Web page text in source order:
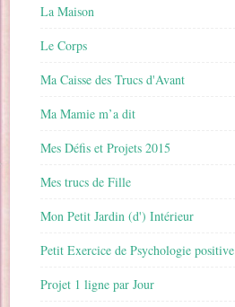
La Maison
Le Corps
Ma Caisse des Trucs d'Avant
Ma Mamie m’a dit
Mes Défis et Projets 2015
Mes trucs de Fille
Mon Petit Jardin (d') Intérieur
Petit Exercice de Psychologie positive
Projet 1 ligne par Jour